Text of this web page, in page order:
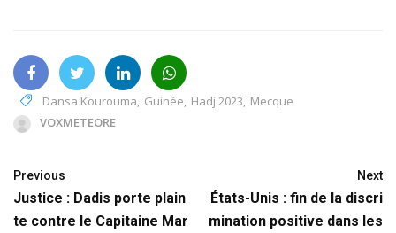
Dansa Kourouma, Guinée, Hadj 2023, Mecque
VOXMETEORE
Previous
Justice : Dadis porte plain
te contre le Capitaine Mar
Next
États-Unis : fin de la discri
mination positive dans les